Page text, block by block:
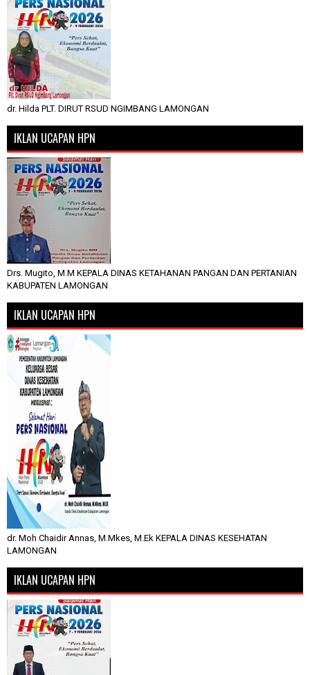
dr. Hilda PLT. DIRUT RSUD NGIMBANG LAMONGAN
IKLAN UCAPAN HPN
Drs. Mugito, M.M KEPALA DINAS KETAHANAN PANGAN DAN PERTANIAN
KABUPATEN LAMONGAN
IKLAN UCAPAN HPN
dr. Moh Chaidir Annas, M.Mkes, M.Ek KEPALA DINAS KESEHATAN
LAMONGAN
IKLAN UCAPAN HPN